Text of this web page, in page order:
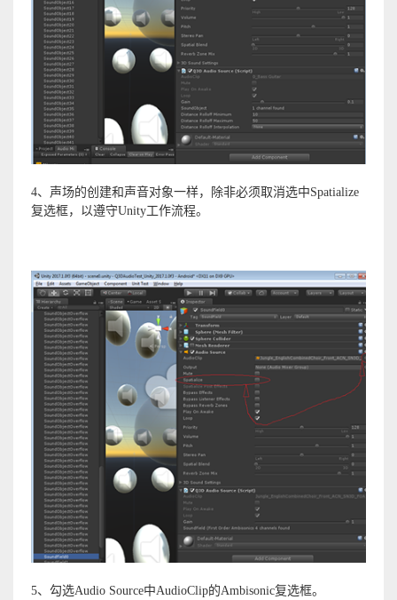
4、声场的创建和声音对象一样，除非必须取消选中Spatialize
复选框，以遵守Unity工作流程。
5、勾选Audio Source中AudioClip的Ambisonic复选框。